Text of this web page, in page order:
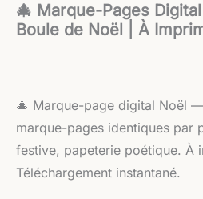
🎄 Marque-Pages
Boule de Noël | À
🎄 Marque-page digital Noël
marque-pages identiques par
festive, papeterie poétique. À
Téléchargement instantané.